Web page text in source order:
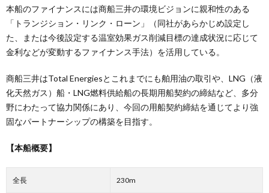
本船のファイナンスには商船三井の環境ビジョンに親和性のある
「トランジション・リンク・ローン」（同社があらかじめ設定し
た、または今後設定する温室効果ガス削減目標の達成状況に応じて
金利などが変動するファイナンス手法）を活用している。
商船三井はTotal Energiesとこれまでにも舶用油の取引や、LNG（液
化天然ガス）船・LNG燃料供給船の長期用船契約の締結など、多分
野にわたって協力関係にあり、今回の用船契約締結を通じてより強
固なパートナーシップの構築を目指す。
【本船概要】
全長 230m